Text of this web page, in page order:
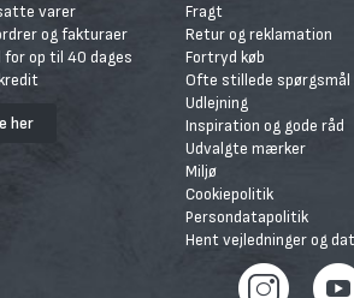
varer
og fakturaer
for op til 40 dages
her
Fragt
Retur og reklamation
Fortryd køb
Ofte stillede spørgsmål
Udlejning
Inspiration og gode råd
Udvalgte mærker
Miljø
Cookiepolitik
Persondatapolitik
Hent vejledninger og